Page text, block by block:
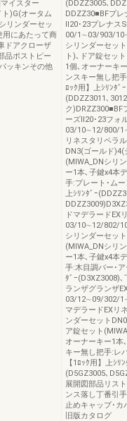
イスター
)G(オータム
リンダーセッ
用にあたって商
ドアクローザ
品ポストピー
ッキンその他
(DDZZ3005､
DDZZ30■BFプレ
Ⅱ20･23プレナス
00/1∼03/903/
シリンダーセッ
ト)､ドア錠セッ
1個､オーナーキ
ンスキー無し把
ﾛｯｸ用】上ｼﾘﾝﾀﾞ
(DDZZ3011､
ク)DRZZ300■BF
ーズⅡ20･23フォ
03/10∼12/800/
リネスタリペラ
DN3(ゴールド)4(
(MIWA_DNシリ
ー1本､子鍵x4本
手:プレート･ム
上ｼﾘﾝﾀﾞｰ
ドマデラードEX
03/10∼12/802/
シリンダーセッ
(MIWA_DNシリ
ー1本､子鍵x4本
手:木目調バー･
ﾀﾞｰ(D3XZ3008)､
ランザグランザ
03/12∼09/302/
マデラードEXリ
ンダーセット
ア錠セット
オーナーキー1本
キー無し把手:レ
【1ﾛｯｸ用】上ｼ
(D5GZ3005､
展開図部品リス
ンス落し丁番引
止めキャップ･
旧版カタログ